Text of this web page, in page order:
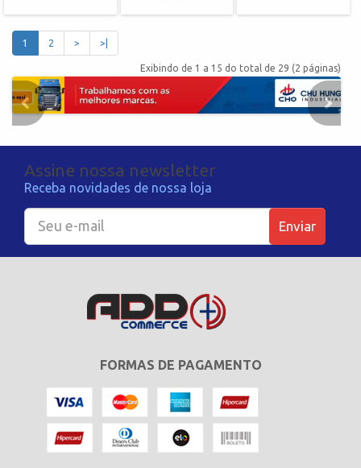
1 2 > >|
Exibindo de 1 a 15 do total de 29 (2 páginas)
Assine nossa newsletter
Receba novidades de nossa loja
Enviar
FORMAS DE PAGAMENTO